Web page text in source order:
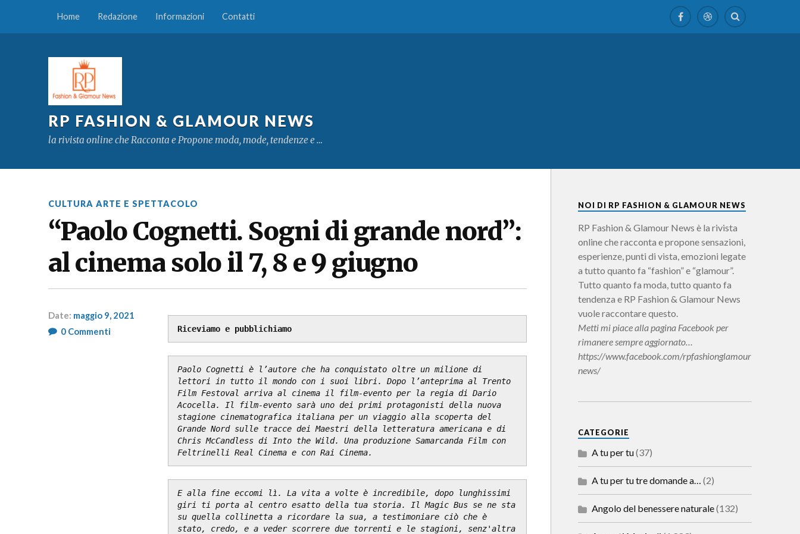
Home Redazione Informazioni Contatti
RP FASHION & GLAMOUR NEWS
la rivista online che Racconta e Propone moda, mode, tendenze e …
CULTURA ARTE E SPETTACOLO
“Paolo Cognetti. Sogni di grande nord”:
al cinema solo il 7, 8 e 9 giugno
Date: maggio 9, 2021
Author:
0Commenti Riceviamo e pubblichiamo
Paolo Cognetti è l’autore che ha conquistato oltre un milione di
lettori in tutto il mondo con i suoi libri. Dopo l’anteprima al Trento
Film Festoval arriva al cinema il film-evento per la regia di Dario
Acocella. Il film-evento sarà uno dei primi protagonisti della nuova
stagione cinematografica italiana per un viaggio alla scoperta del
Grande Nord sulle tracce dei Maestri della letteratura americana e di
Chris McCandless di Into the Wild. Una produzione Samarcanda Film con
Feltrinelli Real Cinema e con Rai Cinema.
E alla fine eccomi lì. La vita a volte è incredibile, dopo lunghissimi
giri ti porta al centro esatto della tua storia. Il Magic Bus se ne sta
su quella collinetta a ricordare la sua, a testimoniare ciò che è
stato, credo, e a veder scorrere due torrenti e le stagioni, senz'altra
NOI DI RP FASHION & GLAMOUR NEWS
RP Fashion & Glamour News è la rivista
online che racconta e propone sensazioni,
esperienze, punti di vista, emozioni legate
a tutto quanto fa “fashion” e “glamour”.
Tutto quanto fa moda, tutto quanto fa
tendenza e RP Fashion & Glamour News
vuole raccontare questo.
Metti mi piace alla pagina Facebook per
rimanere sempre aggiornato…
https://www.facebook.com/rpfashionglamour
news/
CATEGORIE
A tu per tu(37)
A tu per tu tre domande a… (2)
Angolo del benessere naturale(132)